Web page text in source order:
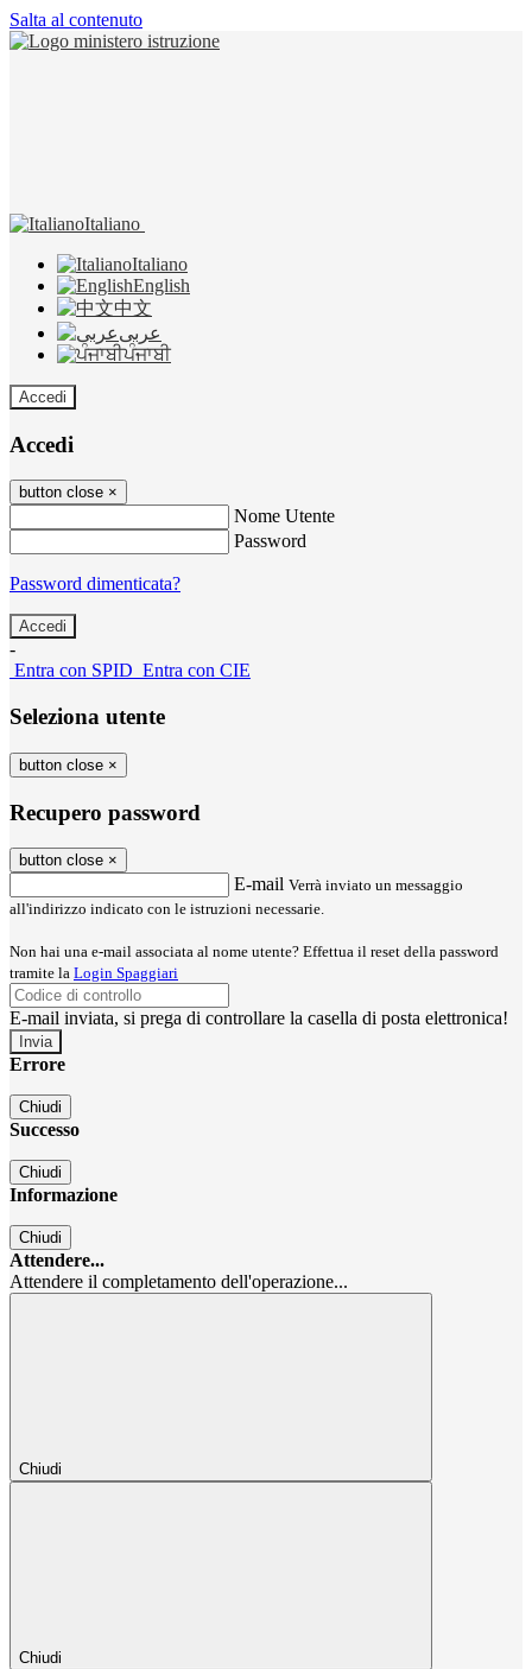
Salta al contenuto
Italiano
Italiano
English
中文
عربى
ਪੰਜਾਬੀ
Accedi
Accedi
button close ×
Nome Utente
Password
Password dimenticata?
-
Entra con SPID Entra con CIE
Seleziona utente
button close ×
Recupero password
button close ×
E-mail Verrà inviato un messaggio
all'indirizzo indicato con le istruzioni necessarie.
Non hai una e-mail associata al nome utente? Effettua il reset della password
tramite la Login Spaggiari
E-mail inviata, si prega di controllare la casella di posta elettronica!
Errore
Chiudi
Successo
Chiudi
Informazione
Chiudi
Attendere...
Attendere il completamento dell'operazione...
Chiudi
Chiudi